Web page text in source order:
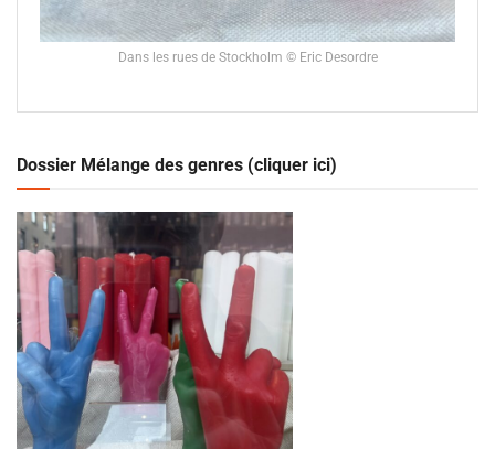
Dans les rues de Stockholm © Eric Desordre
Dossier Mélange des genres (cliquer ici)